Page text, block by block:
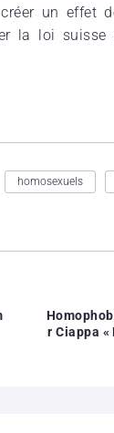
un effet
la loi suisse
homosexuels
r Ciappa